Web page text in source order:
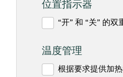
位置指示器
“开” 和 “关” 的双
温度管理
根据要求提供加